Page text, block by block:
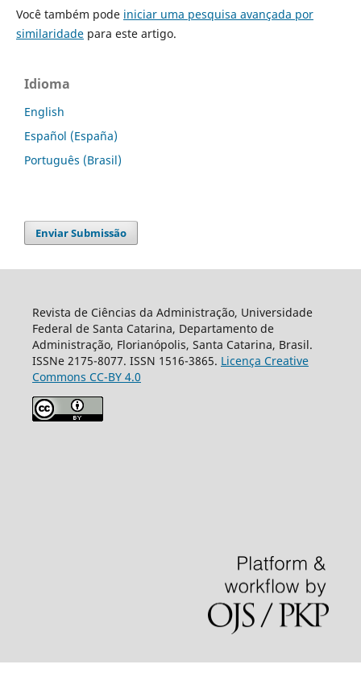
Você também pode iniciar uma pesquisa avançada por
similaridadepara este artigo.
Idioma
English
Español (España)
Português (Brasil)
Enviar Submissão
Revista de Ciências da Administração, Universidade
Federal de Santa Catarina, Departamento de
Administração, Florianópolis, Santa Catarina, Brasil.
ISSNe 2175-8077. ISSN 1516-3865. Licença Creative
Commons CC-BY 4.0